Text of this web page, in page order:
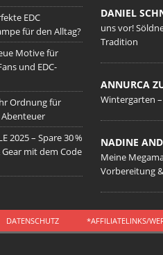
EDC
für den Alltag?
Motive für
und EDC-
Ordnung für
2025 – Spare 30 %
mit dem Code
DANIEL
uns vor!
Tradition
ANNURCA
Wintergarten
NADINE
Meine
Vorbereitung
DATENSCHUTZ *AFFILIATELINKS/